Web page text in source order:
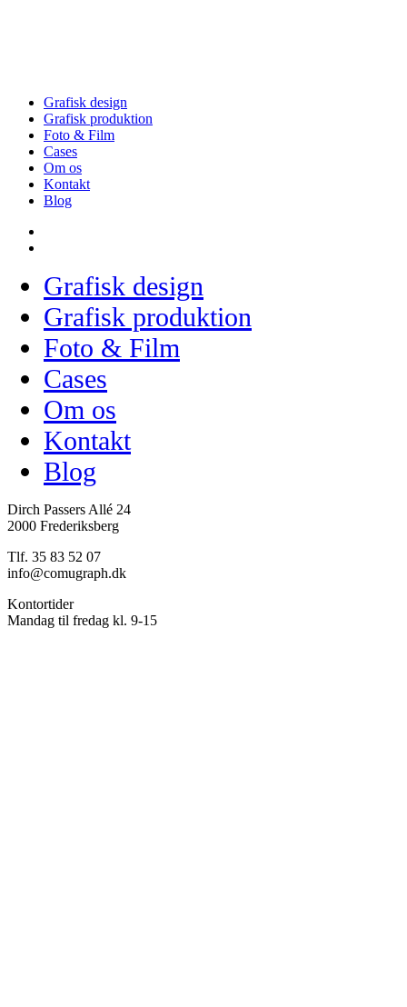
Grafisk design
Grafisk produktion
Foto & Film
Cases
Om os
Kontakt
Blog
Grafisk design
Grafisk produktion
Foto & Film
Cases
Om os
Kontakt
Blog
Dirch Passers Allé 24
2000 Frederiksberg
Tlf. 35 83 52 07
info@comugraph.dk
Kontortider
Mandag til fredag kl. 9-15